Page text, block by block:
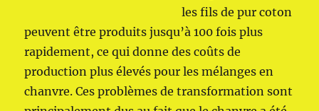
les fils de pur coton
peuvent être produits jusqu’à 100 fois plus
rapidement, ce qui donne des coûts de
production plus élevés pour les mélanges en
chanvre. Ces problèmes de transformation sont